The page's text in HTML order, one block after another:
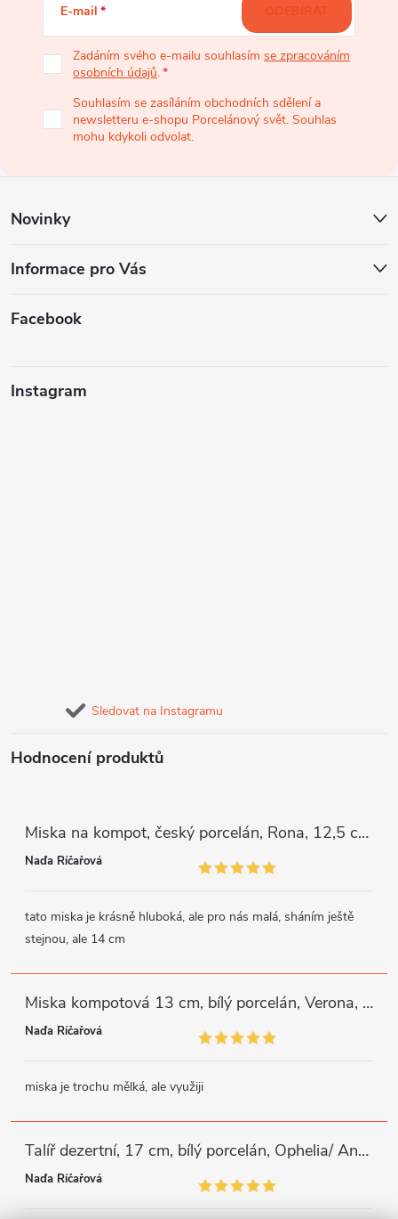
í
E-mail
Zadáním svého e-mailu souhlasím se zpracováním
osobních údajů.
Souhlasím se zasíláním obchodních sdělení a
newsletteru e-shopu Porcelánový svět. Souhlas
mohu kdykoli odvolat.
ODEBÍRAT
Novinky
Informace pro Vás
Facebook
Instagram
Sledovat na Instagramu
Hodnocení produktů
Miska na kompot, český porcelán, Rona, 12,5 cm, bílý, G. Benedikt
Naďa Říčařová
tato miska je krásně hluboká, ale pro nás malá, sháním ještě
stejnou, ale 14 cm
Miska kompotová 13 cm, bílý porcelán, Verona, G. Benedikt
Naďa Říčařová
miska je trochu mělká, ale využiji
Talíř dezertní, 17 cm, bílý porcelán, Ophelia/ Angelina, Thun Rulak Zettlitz
Naďa Říčařová